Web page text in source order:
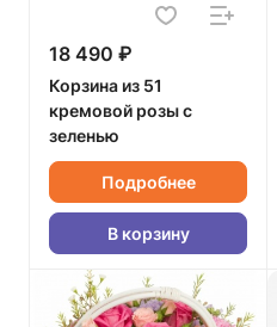
18 490 ₽
Корзина из 51
кремовой розы с
зеленью
Подробнее
В корзину